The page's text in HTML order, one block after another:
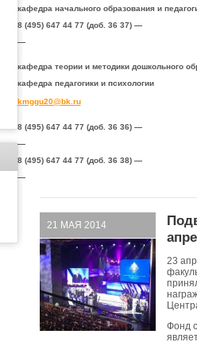
кафедра начального образования и
8 (495) 647 44 77 (доб. 36 37) —
—
кафедра теории и методики дошкольного
кафедра педагогики и психологии
kmggu20@bk.ru
8 (495) 647 44 77 (доб. 36 36) —
—
8 (495) 647 44 77 (доб. 36 38) —
—
21 МАЯ 2014
23
Фонд